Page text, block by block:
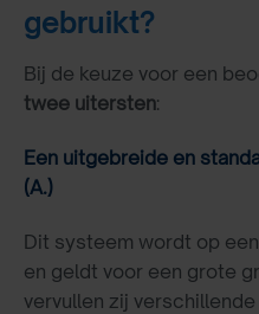
gebruikt?
Bij de keuze voor een
twee uitersten:
Een uitgebreide en
(A.)
Dit systeem wordt op
en geldt voor een grote
vervullen zij